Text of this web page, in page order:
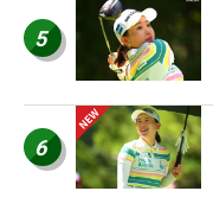
5
6